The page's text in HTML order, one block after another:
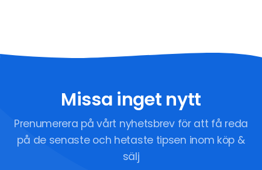
Missa inget nytt
Prenumerera på vårt nyhetsbrev för att få reda
på de senaste och hetaste tipsen inom köp &
sälj